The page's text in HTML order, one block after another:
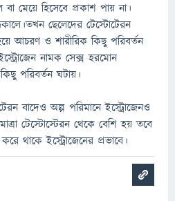
মেয়ে হিসেবে প্রকাশ পায় না।
ছেলেদের টেস্টোটেরন
আচরণ ও শারীরিক কিছু পরিবর্তন
নামক সেক্স হরমোন
পরিবর্তন ঘটায়।
বাদেও অল্প পরিমানে ইস্ট্রোজেনও
টেস্টোস্টেরন থেকে বেশি হয় তবে
থাকে ইস্ট্রোজেনের প্রভাবে।